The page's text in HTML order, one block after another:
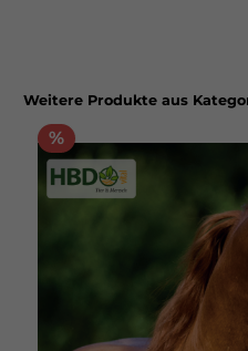
Weitere Produkte aus
%